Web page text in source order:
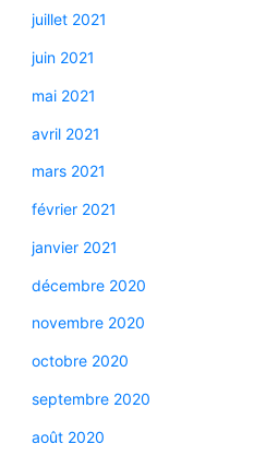
juillet 2021
juin 2021
mai 2021
avril 2021
mars 2021
février 2021
janvier 2021
décembre 2020
novembre 2020
octobre 2020
septembre 2020
août 2020